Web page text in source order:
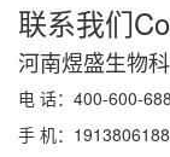
联系我们
河南煜盛生物
电 话：400-600-
手 机：